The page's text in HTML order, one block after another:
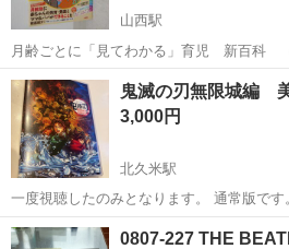
山西駅
月齢ごとに「見てわかる」育児 新百科
別編集 別府のセブンスターに取りに来てくれる方、よろしくお願い致
します。 ※一般家庭の自宅管理の為、神
ペット飼ってません...
愛媛 松山市 山西駅 歴史、心理
鬼滅の刃無限城編
3,000円
北久米駅
一度視聴したのみとなります。 通常版です
愛媛 松山市 北久米駅 DVD/ブ
0807-227 THE BEATLES AT THE